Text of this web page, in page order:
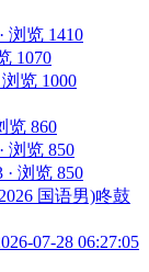
浏览 1410
1070
浏览 1000
览 860
浏览 850
· 浏览 850
国语男)咚鼓
07-28 06:27:05